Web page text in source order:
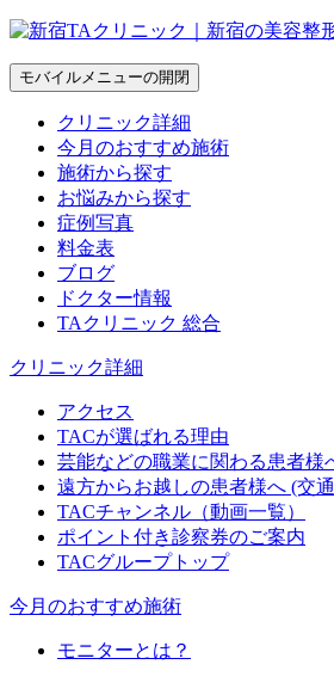
モバイルメニューの開閉
クリニック詳細
今月のおすすめ施術
施術から探す
お悩みから探す
症例写真
料金表
ブログ
ドクター情報
TAクリニック 総合
クリニック詳細
アクセス
TACが選ばれる理由
芸能などの職業に関わる患者様
遠方からお越しの患者様へ (交
TACチャンネル（動画一覧）
ポイント付き診察券のご案内
TACグループトップ
今月のおすすめ施術
モニターとは？